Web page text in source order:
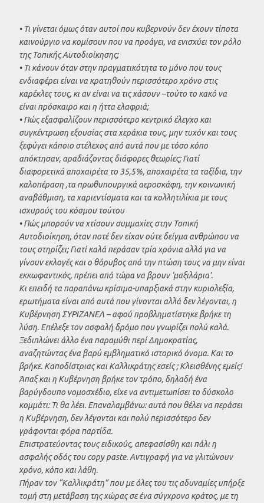
• Τι γίνεται όμως όταν αυτοί που κυβερνούν δεν έχουν τίποτα
καινούργιο να κομίσουν που να προάγει, να ενισχύει τον ρόλο
της Τοπικής Αυτοδιοίκησης;
• Τι κάνουν όταν στην πραγματικότητα το μόνο που τους
ενδιαφέρει είναι να κρατηθούν περισσότερο χρόνο στις
καρέκλες τους, κι αν είναι να τις χάσουν –τούτο το κακό να
είναι πρόσκαιρο και η ήττα ελαφριά;
• Πώς εξασφαλίζουν περισσότερο κεντρικό έλεγχο και
συγκέντρωση εξουσίας στα χεράκια τους, μην τυχόν και τους
ξεφύγει κάποιο στέλεχος από αυτά που με τόσο κόπο
απόκτησαν, αραδιάζοντας διάφορες θεωρίες; Γιατί
διαφορετικά αποχαιρέτα το 35,5%, αποχαιρέτα τα ταξίδια, την
καλοπέραση ,τα πρωθυπουργικά αεροσκάφη, την κοινωνική
αναβάθμιση, τα χαριεντίσματα και τα κολλητιλίκια με τους
ισχυρούς του κόσμου τούτου
• Πώς μπορούν να χτίσουν συμμαχίες στην Τοπική
Αυτοδιοίκηση, όταν ποτέ δεν είχαν ούτε δείγμα ανθρώπου να
τους στηρίζει; Γιατί καλά περάσαν τρία χρόνια αλλά για να
γίνουν εκλογές και ο θόρυβος από την πτώση τους να μην είναι
εκκωφαντικός, πρέπει από τώρα να βρουν ‘μαξιλάρια’.
Κι επειδή τα παραπάνω κρίσιμα-υπαρξιακά στην κυριολεξία,
ερωτήματα είναι από αυτά που γίνονται αλλά δεν λέγονται, η
Κυβέρνηση ΣΥΡΙΖΑΝΕΛ – αφού προβληματίστηκε βρήκε τη
λύση. Επέλεξε τον ασφαλή δρόμο που γνωρίζει πολύ καλά.
Ξεδιπλώνει άλλο ένα παραμύθι περί Δημοκρατίας,
αναζητώντας ένα βαρύ εμβληματικό ιστορικό όνομα. Και το
βρήκε. Καποδίστριας και Καλλικράτης εσείς ; Κλεισθένης εμείς!
Άπαξ και η Κυβέρνηση βρήκε τον τρόπο, δηλαδή ένα
βαρύγδουπο νομοσχέδιο, είχε να αντιμετωπίσει το δύσκολο
κομμάτι: Τι θα λέει. Επαναλαμβάνω: αυτά που θέλει να περάσει
η Κυβέρνηση, δεν λέγονται και πολύ περισσότερο δεν
γράφονται φόρα παρτίδα.
Επιστρατεύοντας τους ειδικούς, απεφασίσθη και πάλι η
ασφαλής οδός του copy paste. Αντιγραφή για να γλιτώνουν
χρόνο, κόπο και λάθη.
Πήραν τον “Καλλικράτη” που με όλες του τις αδυναμίες υπήρξε
τομή στη μετάβαση της χώρας σε ένα σύγχρονο κράτος, με τη